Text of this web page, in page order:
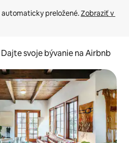
preložené. Zobraziť v
Dajte svoje bývanie na Airbnb